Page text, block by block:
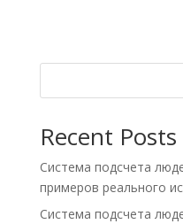
Recent Posts
Система подсчета
примеров реального
Система подсчета